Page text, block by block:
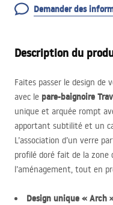
Demander des
Description du
Faites passer le design de
avec le pare-baignoire
unique et arquée rompt
apportant subtilité et un
L’association d’un verre
profilé doré fait de la zone
l’aménagement, tout en
Design unique « Arch